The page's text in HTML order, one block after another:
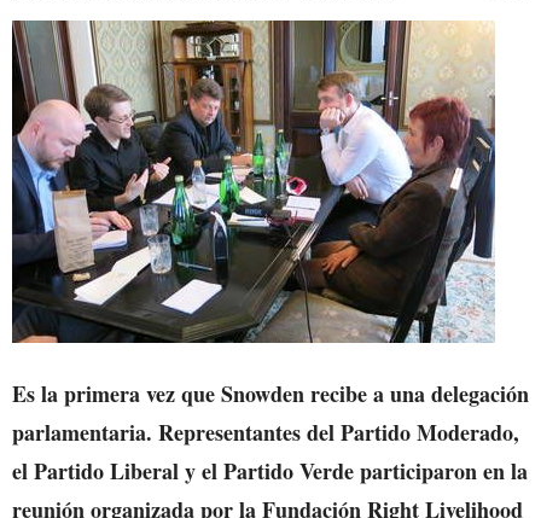
Es la primera vez que Snowden recibe a una delegación
parlamentaria. Representantes del Partido Moderado,
el Partido Liberal y el Partido Verde participaron en la
reunión organizada por la Fundación Right Livelihood